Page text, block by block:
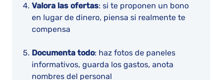
Valora las ofertas: si te proponen un bono
en lugar de dinero, piensa si realmente te
compensa
Documenta todo: haz fotos de paneles
informativos, guarda los gastos, anota
nombres del personal